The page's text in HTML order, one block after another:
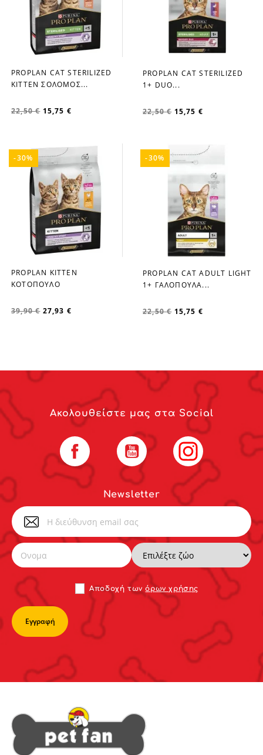
favorite_border
PROPLAN CAT STERILIZED
ΚΙΤΤΕΝ ΣΟΛΟΜΟΣ...
22,50 € 15,75 €
favorite_border
PROPLAN CAT STERILIZED
1+ DUO...
22,50 € 15,75 €
favorite_border
PROPLAN KITTEN
ΚΟΤΟΠΟΥΛΟ
39,90 € 27,93 €
-30%
favorite_border
PROPLAN CAT ADULT LIGHT
1+ ΓΑΛΟΠΟΥΛΑ...
22,50 € 15,75 €
-30%
Newsletter
Αποδoχή τωνόρων χρήσης
Ακολουθείστε μας στα Social
Facebook YouTube Instagram